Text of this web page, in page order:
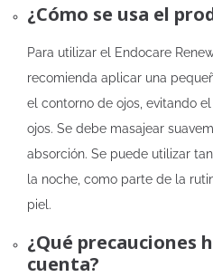
¿Cómo se usa el
Para utilizar el Endocare
recomienda aplicar una
el contorno de ojos, evitando
ojos. Se debe masajear
absorción. Se puede utilizar
la noche, como parte de la
piel.
¿Qué precauciones
cuenta?